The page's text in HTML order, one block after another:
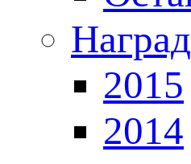
2015
2014